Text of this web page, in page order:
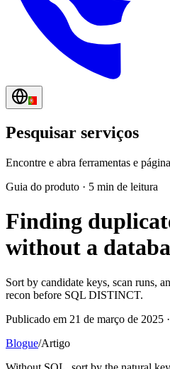
Pesquisar serviços
Encontre e abra ferramentas e
Guia do produto · 5 min de leitura
Finding
without a
Sort by candidate keys, scan runs,
recon before SQL DISTINCT.
Publicado em 21 de março de 2025
Blogue/Artigo